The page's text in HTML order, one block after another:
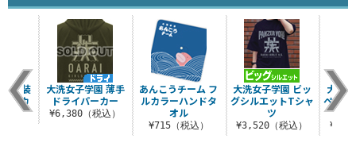
あんこうチーム フ
ルカラーハンドタ
オル
¥715（税込）
大洗女子学園 ビッ
グシルエットTシャ
ツ
¥3,520（税込）
大洗
ペンベ
塗装
グカ
大洗女子学園 薄手
ドライパーカー
¥6,380（税込）